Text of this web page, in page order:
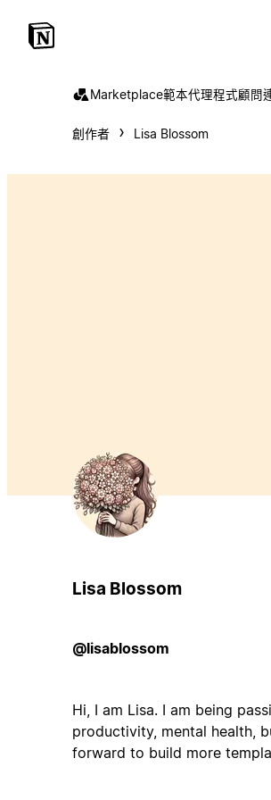
Marketplace範本代理程式顧問
創作者 Lisa Blossom
Lisa Blossom
@lisablossom
Hi, I am Lisa. I am being
productivity, mental health,
forward to build more